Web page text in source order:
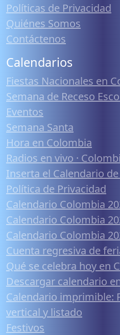
Políticas de Privacidad
Quiénes Somos
Contáctenos
Calendarios
Fiestas Nacionales en
Semana de Receso
Eventos
Semana Santa
Hora en Colombia
Radios en vivo ·
Inserta el Calendario
Política de Privacidad
Calendario Colombia
Calendario Colombia
Calendario Colombia
Cuenta regresiva de
Qué se celebra hoy en
Descargar calendario
Calendario imprimible:
vertical y listado
Festivos